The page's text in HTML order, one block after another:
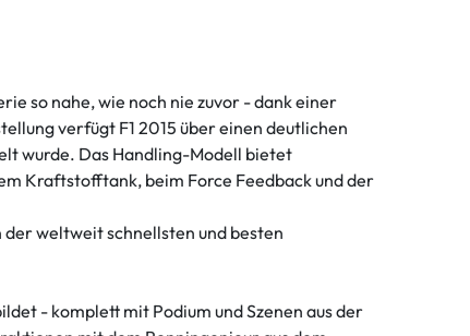
so nahe, wie noch nie zuvor - dank einer
verfügt F1 2015 über einen deutlichen
wurde. Das Handling-Modell bietet
Kraftstofftank, beim Force Feedback und der
weltweit schnellsten und besten
- komplett mit Podium und Szenen aus der